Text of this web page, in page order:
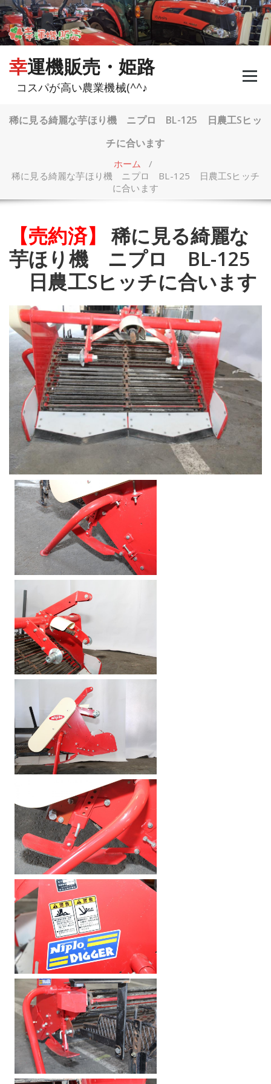
コ
ン
テ
ン
幸運機販売・姫路
コスパが高い農業機械(^^♪
稀に見る綺麗な芋ほり機 ニプロ BL-125 日農工Sヒッ
チに合います
ホーム /
稀に見る綺麗な芋ほり機 ニプロ BL-125 日農工Sヒッチ
に合います
【売約済】
稀に見る綺麗な
芋ほり機 ニプロ BL-125
日農工Sヒッチに合います